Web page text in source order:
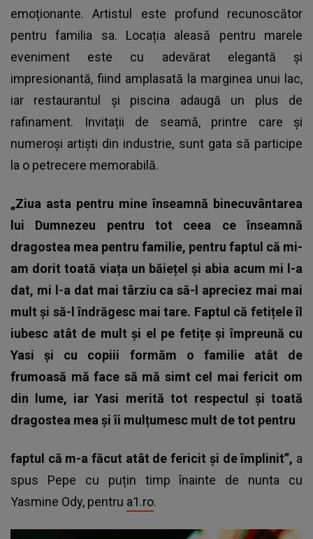
emoționante. Artistul este profund recunoscător
pentru familia sa. Locația aleasă pentru marele
eveniment este cu adevărat elegantă și
impresionantă, fiind amplasată la marginea unui lac,
iar restaurantul și piscina adaugă un plus de
rafinament. Invitații de seamă, printre care și
numeroși artiști din industrie, sunt gata să participe
la o petrecere memorabilă.
„Ziua asta pentru mine înseamnă binecuvântarea
lui Dumnezeu pentru tot ceea ce înseamnă
dragostea mea pentru familie, pentru faptul că mi-
am dorit toată viața un băiețel și abia acum mi l-a
dat, mi l-a dat mai târziu ca să-l apreciez mai mai
mult și să-l îndrăgesc mai tare. Faptul că fetițele îl
iubesc atât de mult și el pe fetițe și împreună cu
Yasi și cu copiii formăm o familie atât de
frumoasă mă face să mă simt cel mai fericit om
din lume, iar Yasi merită tot respectul și toată
dragostea mea și îi mulțumesc mult de tot pentru
faptul că m-a făcut atât de fericit și de împlinit”, a
spus Pepe cu puțin timp înainte de nunta cu
Yasmine Ody, pentru a1.ro.